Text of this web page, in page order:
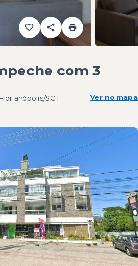
com 3
SC |
Ver no mapa